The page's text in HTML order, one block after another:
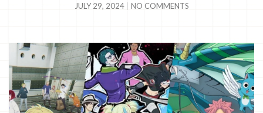
JULY 29, 2024 NO COMMENTS